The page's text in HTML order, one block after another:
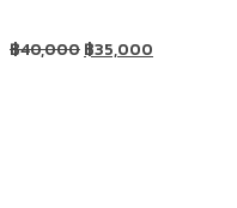
฿40,000฿35,000